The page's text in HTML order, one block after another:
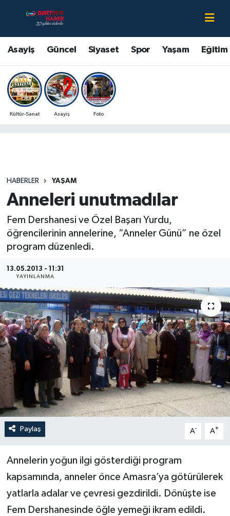
Asayiş Güncel Siyaset Spor Yaşam Eğitim
Kültür-Sanat Asayiş Foto
HABERLER YAŞAM
Anneleri unutmadılar
Fem Dershanesi ve Özel Başarı Yurdu,
öğrencilerinin annelerine, “Anneler Günü” ne özel
program düzenledi.
13.05.2013 - 11:31
YAYINLANMA
Paylaş A- A+
Annelerin yoğun ilgi gösterdiği program
kapsamında, anneler önce Amasra’ya götürülerek
yatlarla adalar ve çevresi gezdirildi. Dönüşte ise
Fem Dershanesinde öğle yemeği ikram edildi.
Asayiş
Bartın Hakkında
Çevre
Eğitim
Kültür-Sanat
Magazin
Medya
Sağlık
Sinema
Sivil Toplum
Siyaset
Spor
Tarım
Turizm
Yaşam
Yerel Yönetimler
DÜNYA
Bartın Nöbetçi Eczaneler
Bartın Hava Durumu
Bartin Namaz Vakitleri
Bartın Trafik Yoğunluk Haritası
Son Dakika Haberleri
Haber Arşivi